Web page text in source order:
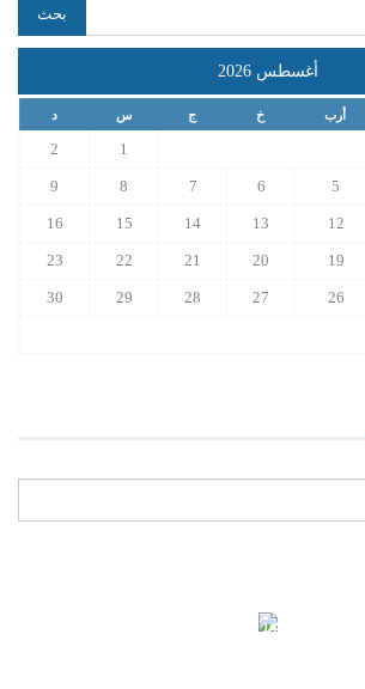
أغسطس 2026
أرب خ ج س د
1
2
5
6
7
8
9
12
13
14
15
16
19
20
21
22
23
26
27
28
29
30
لقانون النفاذ إلى المعلومة